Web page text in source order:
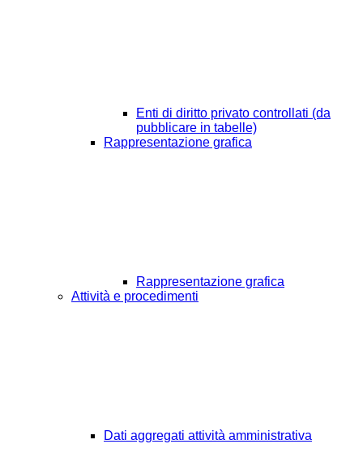
Enti di diritto privato controllati (da
pubblicare in tabelle)
Rappresentazione grafica
Rappresentazione grafica
Attività e procedimenti
Dati aggregati attività amministrativa